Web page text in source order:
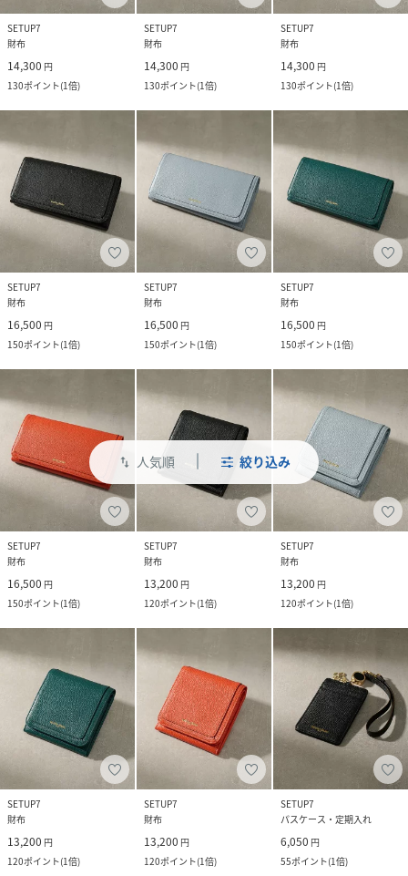
swap_vert 人気順 絞り込み
SETUP7
財布
14,300 円
130ポイント(1倍)
SETUP7
財布
14,300 円
130ポイント(1倍)
SETUP7
財布
14,300 円
130ポイント(1倍)
SETUP7
財布
16,500 円
150ポイント(1倍)
SETUP7
財布
16,500 円
150ポイント(1倍)
SETUP7
財布
16,500 円
150ポイント(1倍)
SETUP7
財布
16,500 円
150ポイント(1倍)
SETUP7
財布
13,200 円
120ポイント(1倍)
SETUP7
財布
13,200 円
120ポイント(1倍)
SETUP7
財布
13,200 円
120ポイント(1倍)
SETUP7
財布
13,200 円
120ポイント(1倍)
SETUP7
パスケース・定期入れ
6,050 円
55ポイント(1倍)